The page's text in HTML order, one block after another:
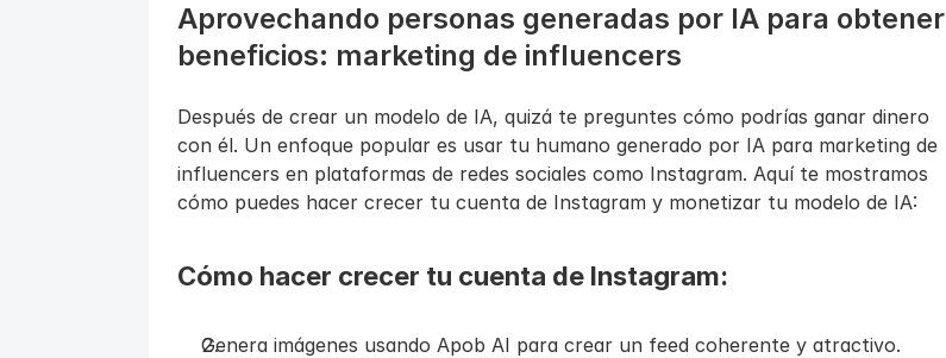
Aprovechando personas generadas por IA para obtener
beneficios: marketing de influencers
Después de crear un modelo de IA, quizá te preguntes cómo podrías ganar dinero
con él. Un enfoque popular es usar tu humano generado por IA para marketing de
influencers en plataformas de redes sociales como Instagram. Aquí te mostramos
cómo puedes hacer crecer tu cuenta de Instagram y monetizar tu modelo de IA:
Cómo hacer crecer tu cuenta de Instagram:
Genera imágenes usando Apob AI para crear un feed coherente y atractivo.